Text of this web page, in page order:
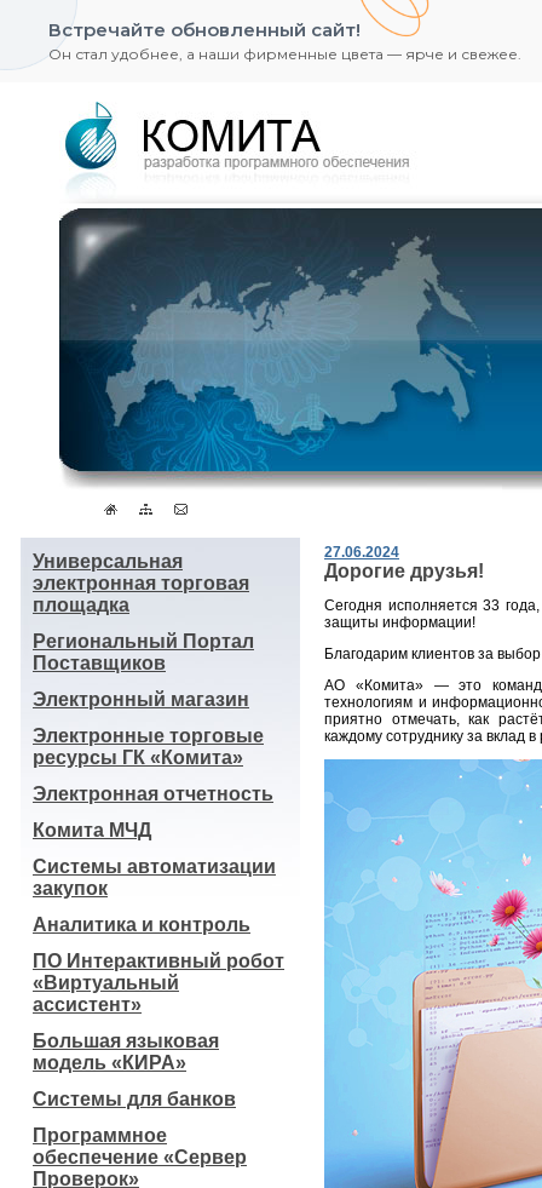
Встречайте обновленный сайт!
Он стал удобнее, а наши фирменные цвета — ярче и свежее.
Универсальная
электронная торговая
площадка
Региональный Портал
Поставщиков
Электронный магазин
Электронные торговые
ресурсы ГК «Комита»
Электронная отчетность
Комита МЧД
Системы автоматизации
закупок
Аналитика и контроль
ПО Интерактивный робот
«Виртуальный
ассистент»
Большая языковая
модель «КИРА»
Системы для банков
Программное
обеспечение «Сервер
Проверок»
27.06.2024
Дорогие друзья!
Сегодня исполняется 33
защиты информации!
Благодарим клиентов за
АО «Комита» — это
технологиям и
приятно отмечать, как
каждому сотруднику за вклад